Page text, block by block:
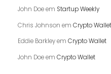
John Doeem Startup Weekly
Chris Johnson em Crypto Wallet
Eddie Barkleyem Crypto Wallet
John Doeem Crypto Wallet